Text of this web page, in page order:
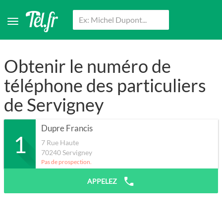
Obtenir le numéro de
téléphone des particuliers
de Servigney
1
Dupre Francis
7 Rue Haute
70240Servigney
Pas de prospection.
APPELEZ